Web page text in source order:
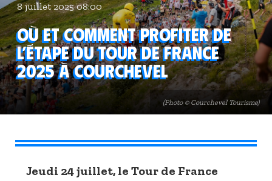
(Photo © Courchevel Tourisme)
8 juillet 2025 08:00
Où et comment profiter de
l’étape du Tour de France
2025 à Courchevel
Jeudi 24 juillet, le Tour de France